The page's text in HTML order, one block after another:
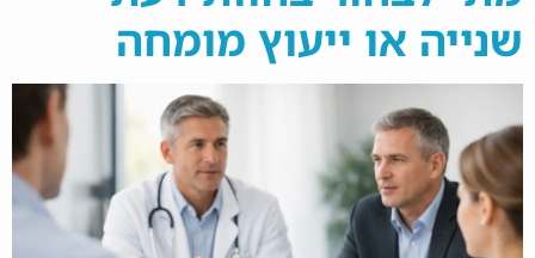
שנייה או ייעוץ מומחה